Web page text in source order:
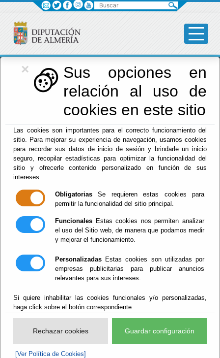
×
Sus opciones en
relación al uso de
cookies en este sitio
Las cookies son importantes para el correcto funcionamiento del
sitio. Para mejorar su experiencia de navegación, usamos cookies
para recordar sus datos de inicio de sesión y brindarle un inicio
seguro, recopilar estadísticas para optimizar la funcionalidad del
sitio y ofrecerle contenido personalizado en función de sus
intereses.
Obligatorias Se requieren estas cookies para
permitir la funcionalidad del sitio principal.
Funcionales Estas cookies nos permiten analizar
el uso del Sitio web, de manera que podamos medir
y mejorar el funcionamiento.
Personalizadas Estas cookies son utilizadas por
empresas publicitarias para publicar anuncios
relevantes para sus intereses.
Si quiere inhabilitar las cookies funcionales y/o personalizadas,
haga click sobre el botón correspondiente.
Rechazar cookies Guardar configuración
[Ver Política de Cookies]
Diputación
Menú Diputación
Tablón de
Anuncios
Suscripciones
Ayuntamiento de Abla
Ayuntamiento de Albanchez
Ayuntamiento de Alcóntar
Monteagud
Ayuntamiento de Alhabia
Buscar